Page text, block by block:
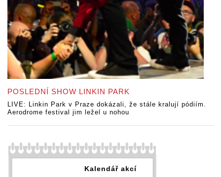
POSLEDNÍ SHOW LINKIN PARK
LIVE: Linkin Park v Praze dokázali, že stále kralují pódiím.
Aerodrome festival jim ležel u nohou
Kalendář akcí